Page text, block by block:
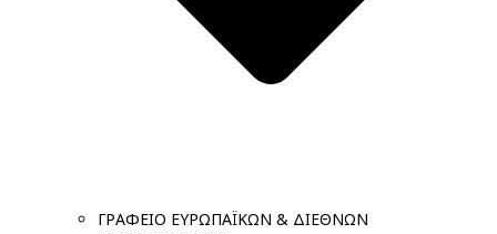
ΓΡΑΦΕΙΟ ΕΥΡΩΠΑΪΚΩΝ & ΔΙΕΘΝΩΝ